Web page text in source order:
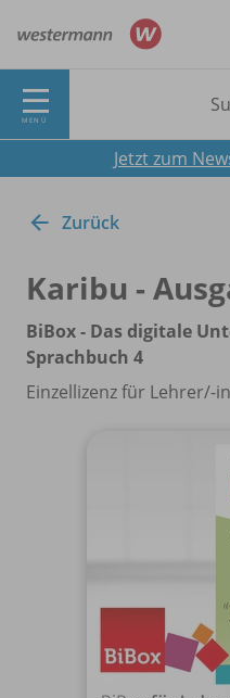
MENÜ
Jetzt zum
Zurück
Karibu -
BiBox - Das digitale
Sprachbuch 4
Einzellizenz für Lehrer/-